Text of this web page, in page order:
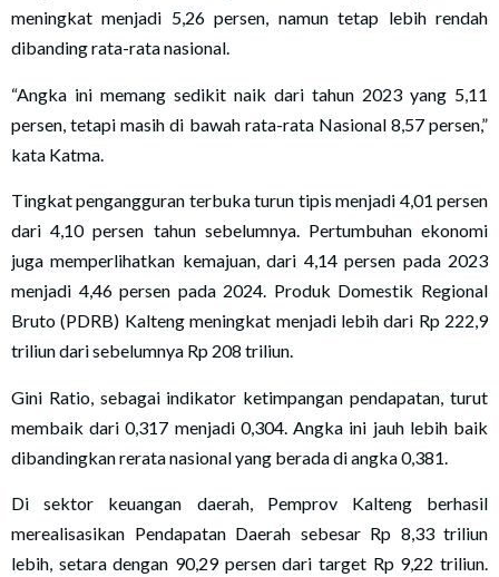
meningkat menjadi 5,26 persen, namun tetap lebih rendah
dibanding rata-rata nasional.
“Angka ini memang sedikit naik dari tahun 2023 yang 5,11
persen, tetapi masih di bawah rata-rata Nasional 8,57 persen,”
kata Katma.
Tingkat pengangguran terbuka turun tipis menjadi 4,01 persen
dari 4,10 persen tahun sebelumnya. Pertumbuhan ekonomi
juga memperlihatkan kemajuan, dari 4,14 persen pada 2023
menjadi 4,46 persen pada 2024. Produk Domestik Regional
Bruto (PDRB) Kalteng meningkat menjadi lebih dari Rp 222,9
triliun dari sebelumnya Rp 208 triliun.
Gini Ratio, sebagai indikator ketimpangan pendapatan, turut
membaik dari 0,317 menjadi 0,304. Angka ini jauh lebih baik
dibandingkan rerata nasional yang berada di angka 0,381.
Di sektor keuangan daerah, Pemprov Kalteng berhasil
merealisasikan Pendapatan Daerah sebesar Rp 8,33 triliun
lebih, setara dengan 90,29 persen dari target Rp 9,22 triliun.